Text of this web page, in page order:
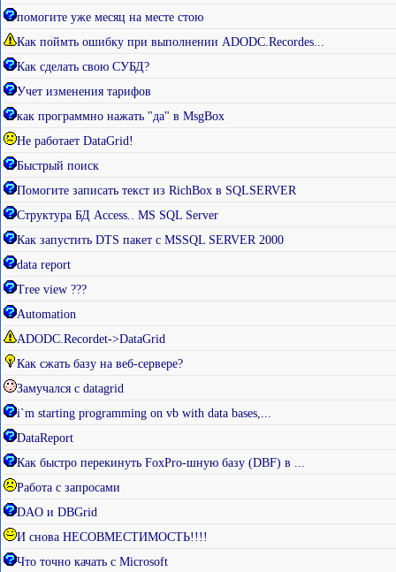
помогите уже месяц на месте стою
Как поймть ошибку при выполнении ADODC.Recordes...
Как сделать свою СУБД?
Учет изменения тарифов
как программно нажать "да" в MsgBox
Не работает DataGrid!
Быстрый поиск
Помогите записать текст из RichBox в SQLSERVER
Структура БД Access.. MS SQL Server
Как запустить DTS пакет с MSSQL SERVER 2000
data report
Tree view ???
Automation
ADODC.Recordet->DataGrid
Как сжать базу на веб-сервере?
Замучался с datagrid
i`m starting programming on vb with data bases,...
DataReport
Как быстро перекинуть FoxPro-шную базу (DBF) в ...
Работа с запросами
DAO и DBGrid
И снова НЕСОВМЕСТИМОСТЬ!!!!
Что точно качать с Microsoft